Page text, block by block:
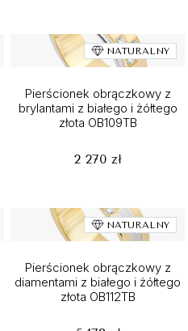
NATURALNY
Pierścionek obrączkowy z
brylantami z białego i żółtego
złota OB109TB
2 270 zł
NATURALNY
Pierścionek obrączkowy z
diamentami z białego i żółtego
złota OB112TB